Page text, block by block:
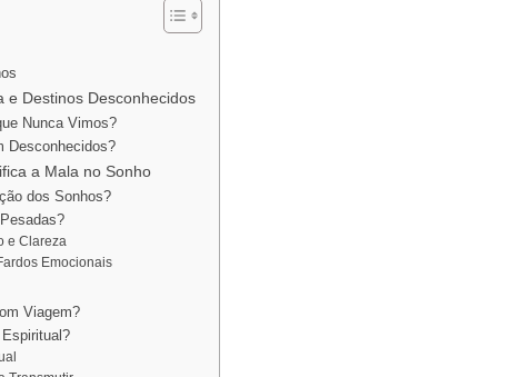
e Destinos Desconhecidos
Nunca Vimos?
Desconhecidos?
a Mala no Sonho
dos Sonhos?
e Clareza
Emocionais
Viagem?